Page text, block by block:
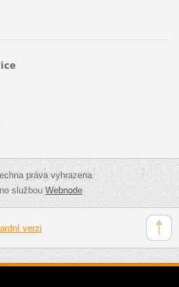
práva vyhrazena.
službouWebnode
verzi